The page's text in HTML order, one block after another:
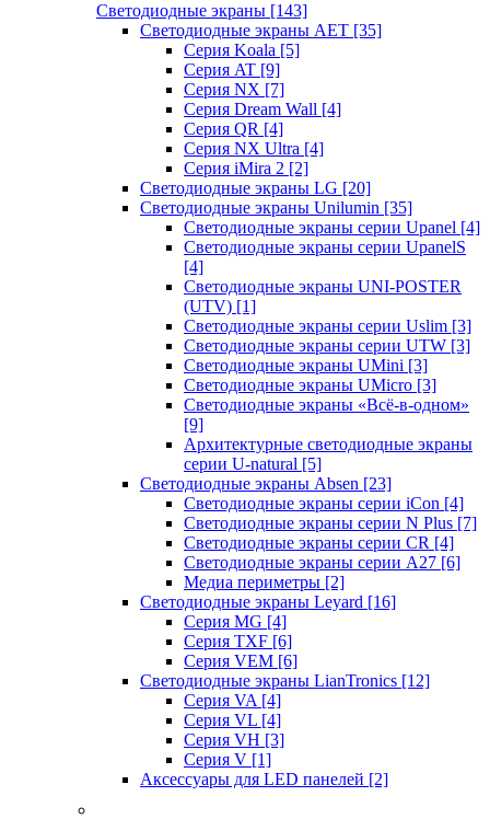
Светодиодные экраны [143]
Светодиодные экраны AET [35]
Cерия Koala [5]
Серия AT [9]
Серия NX [7]
Серия Dream Wall [4]
Серия QR [4]
Серия NX Ultra [4]
Серия iMira 2 [2]
Светодиодные экраны LG [20]
Светодиодные экраны Unilumin [35]
Светодиодные экраны серии Upanel [4]
Светодиодные экраны серии UpanelS
[4]
Светодиодные экраны UNI-POSTER
(UTV) [1]
Светодиодные экраны серии Uslim [3]
Светодиодные экраны серии UTW [3]
Светодиодные экраны UMini [3]
Светодиодные экраны UMicro [3]
Светодиодные экраны «Всё-в-одном»
[9]
Архитектурные светодиодные экраны
серии U-natural [5]
Светодиодные экраны Absen [23]
Светодиодные экраны серии iCon [4]
Светодиодные экраны серии N Plus [7]
Светодиодные экраны серии CR [4]
Светодиодные экраны серии А27 [6]
Медиа периметры [2]
Светодиодные экраны Leyard [16]
Серия MG [4]
Серия TXF [6]
Серия VEM [6]
Светодиодные экраны LianTronics [12]
Серия VA [4]
Серия VL [4]
Серия VH [3]
Серия V [1]
Аксессуары для LED панелей [2]